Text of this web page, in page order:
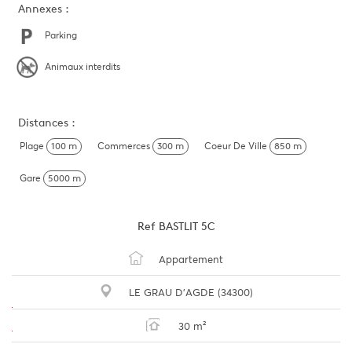
Annexes :
Parking
Animaux interdits
Distances :
Plage 100 m Commerces 300 m Coeur De Ville 850 m
Gare 5000 m
Ref BASTLIT 5C
Appartement
LE GRAU D'AGDE (34300)
30 m²